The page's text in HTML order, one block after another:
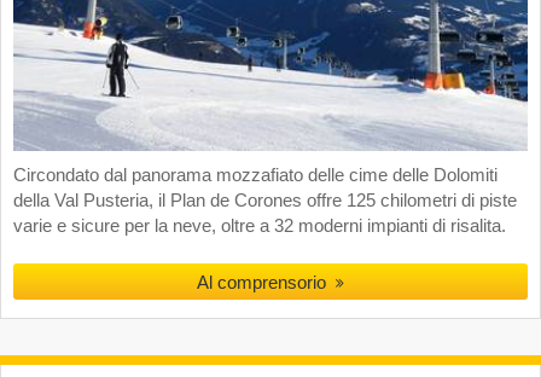
Circondato dal panorama mozzafiato delle cime delle Dolomiti
della Val Pusteria, il Plan de Corones offre 125 chilometri di piste
varie e sicure per la neve, oltre a 32 moderni impianti di risalita.
Al comprensorio